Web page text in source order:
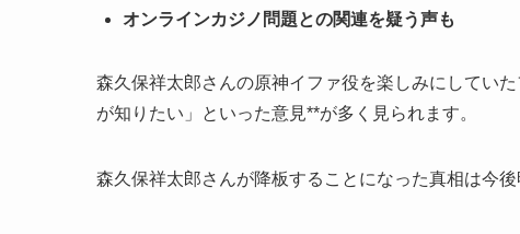
オンラインカジノ問題との関連を疑う声も
森久保祥太郎さんの原神イファ役を楽しみにしてい
が知りたい」といった意見**が多く見られます。
森久保祥太郎さんが降板することになった真相は今